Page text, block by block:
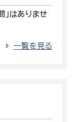
」はありませ
一覧を見る